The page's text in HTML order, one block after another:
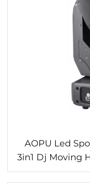
AOPU Led
3in1 Dj Moving
Bar